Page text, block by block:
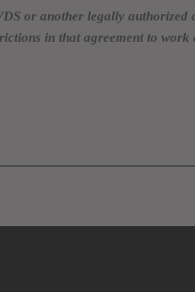
or another legally
in that agreement to